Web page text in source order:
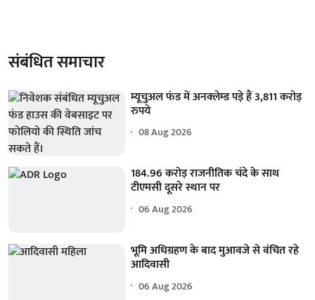
संबंधित समाचार
म्यूचुअल फंड में अनक्लेम्ड पड़े हैं 3,811 करोड़
रुपये
08 Aug 2026
184.96 करोड़ राजनीतिक चंदे के साथ
टीएमसी दूसरे स्थान पर
06 Aug 2026
भूमि अधिग्रहण के बाद मुआवजे से वंचित रहे
आदिवासी
06 Aug 2026